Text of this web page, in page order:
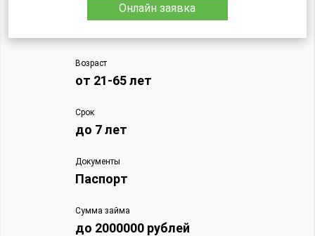
Онлайн заявка
Возраст
от 21-65 лет
Срок
до 7 лет
Документы
Паспорт
Сумма займа
до 2000000 рублей